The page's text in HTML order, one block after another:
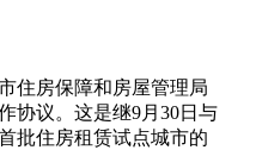
住房保障和房屋管理局
协议。这是继9月30日与
批住房租赁试点城市的